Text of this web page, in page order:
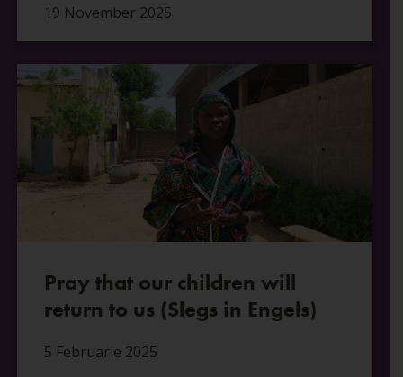
19 November 2025
Pray that our children will
return to us (Slegs in Engels)
5 Februarie 2025